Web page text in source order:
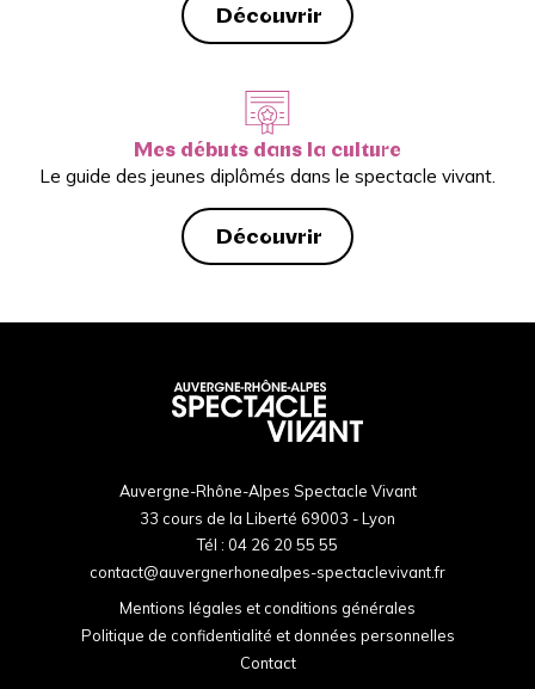
Découvrir
Mes débuts dans la culture
Le guide des jeunes diplômés dans le spectacle vivant.
Découvrir
Auvergne-Rhône-Alpes Spectacle Vivant
33 cours de la Liberté 69003 - Lyon
Tél : 04 26 20 55 55
contact@auvergnerhonealpes-spectaclevivant.fr
Mentions légales et conditions générales
Politique de confidentialité et données personnelles
Contact